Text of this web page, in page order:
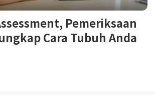
Pemeriksaan
Cara Tubuh Anda